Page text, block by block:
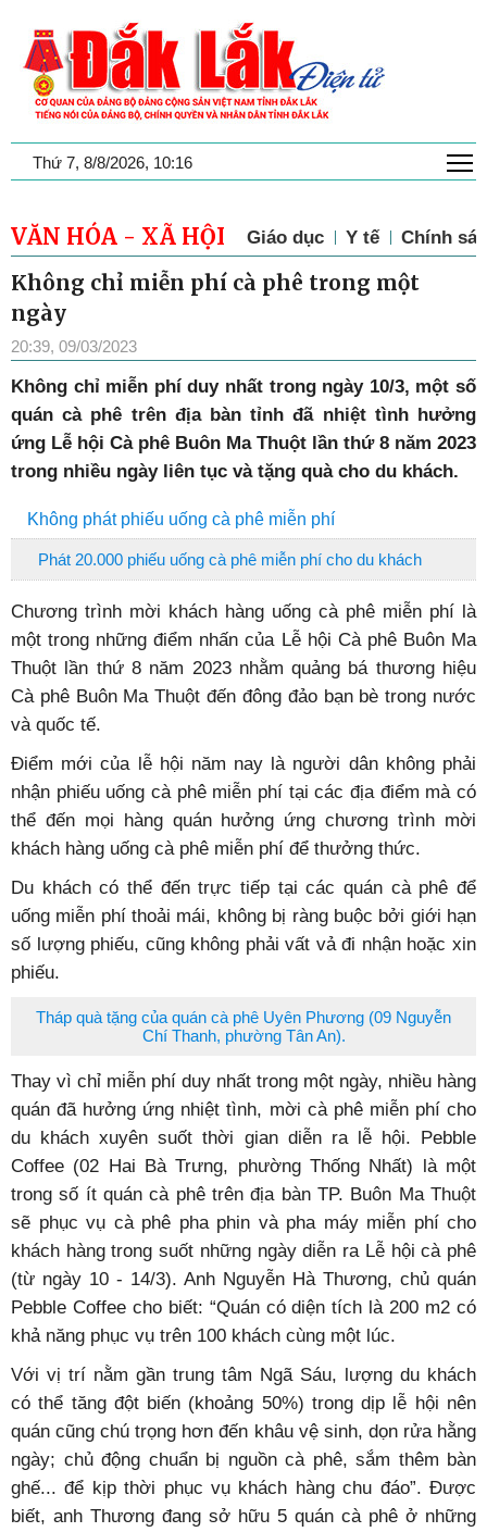
Thứ 7, 8/8/2026, 10:16
VĂN HÓA - XÃ HỘI Giáo dục Y tế Chính
Không chỉ miễn phí cà phê trong một
ngày
20:39, 09/03/2023
Không chỉ miễn phí duy nhất trong ngày 10/3, một số
quán cà phê trên địa bàn tỉnh đã nhiệt tình hưởng
ứng Lễ hội Cà phê Buôn Ma Thuột lần thứ 8 năm 2023
trong nhiều ngày liên tục và tặng quà cho du khách.
Không phát phiếu uống cà phê miễn phí
Phát 20.000 phiếu uống cà phê miễn phí cho du khách
Chương trình mời khách hàng uống cà phê miễn phí là
một trong những điểm nhấn của Lễ hội Cà phê Buôn Ma
Thuột lần thứ 8 năm 2023 nhằm quảng bá thương hiệu
Cà phê Buôn Ma Thuột đến đông đảo bạn bè trong nước
và quốc tế.
Điểm mới của lễ hội năm nay là người dân không phải
nhận phiếu uống cà phê miễn phí tại các địa điểm mà có
thể đến mọi hàng quán hưởng ứng chương trình mời
khách hàng uống cà phê miễn phí để thưởng thức.
Du khách có thể đến trực tiếp tại các quán cà phê để
uống miễn phí thoải mái, không bị ràng buộc bởi giới hạn
số lượng phiếu, cũng không phải vất vả đi nhận hoặc xin
phiếu.
Tháp quà tặng của quán cà phê Uyên Phương (09 Nguyễn
Chí Thanh, phường Tân An).
Thay vì chỉ miễn phí duy nhất trong một ngày, nhiều hàng
quán đã hưởng ứng nhiệt tình, mời cà phê miễn phí cho
du khách xuyên suốt thời gian diễn ra lễ hội. Pebble
Coffee (02 Hai Bà Trưng, phường Thống Nhất) là một
trong số ít quán cà phê trên địa bàn TP. Buôn Ma Thuột
sẽ phục vụ cà phê pha phin và pha máy miễn phí cho
khách hàng trong suốt những ngày diễn ra Lễ hội cà phê
(từ ngày 10 - 14/3). Anh Nguyễn Hà Thương, chủ quán
Pebble Coffee cho biết: “Quán có diện tích là 200 m2có
khả năng phục vụ trên 100 khách cùng một lúc.
Với vị trí nằm gần trung tâm Ngã Sáu, lượng du khách
có thể tăng đột biến (khoảng 50%) trong dịp lễ hội nên
quán cũng chú trọng hơn đến khâu vệ sinh, dọn rửa hằng
ngày; chủ động chuẩn bị nguồn cà phê, sắm thêm bàn
ghế... để kịp thời phục vụ khách hàng chu đáo”. Được
biết, anh Thương đang sở hữu 5 quán cà phê ở những